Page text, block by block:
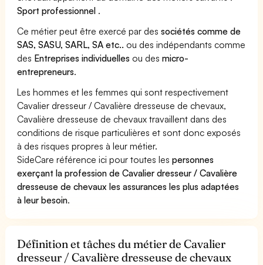
Sport professionnel .
Ce métier peut être exercé par dessociétés comme de
SAS, SASU, SARL, SA etc.. ou des indépendants comme
des Entreprises individuelles ou desmicro-
entrepreneurs.
Les hommes et les femmes qui sont respectivement
Cavalier dresseur / Cavalière dresseuse de chevaux,
Cavalière dresseuse de chevaux travaillent dans des
conditions de risque particulières et sont donc exposés
à des risques propres à leur métier.
SideCare référence ici pour toutes lespersonnes
exerçant la profession de Cavalier dresseur / Cavalière
dresseuse de chevaux les assurances les plus adaptées
à leur besoin.
Définition et tâches du métier de Cavalier
dresseur / Cavalière dresseuse de chevaux